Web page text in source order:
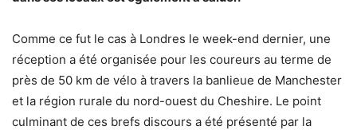
Comme ce fut le cas à Londres le week-end dernier, une
réception a été organisée pour les coureurs au terme de
près de 50 km de vélo à travers la banlieue de Manchester
et la région rurale du nord-ouest du Cheshire. Le point
culminant de ces brefs discours a été présenté par la